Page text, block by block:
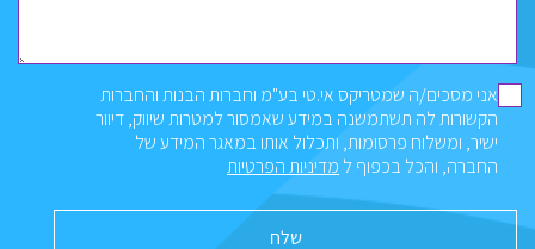
אני מסכים/ה שמטריקס אי.טי בע"מ וחברות הבנות והחברות
הקשורות לה תשתמשנה במידע שאמסור למטרות שיווק, דיוור
ישיר, ומשלוח פרסומות, ותכלול אותו במאגר המידע של
החברה, והכל בכפוף ל מדיניות הפרטיות